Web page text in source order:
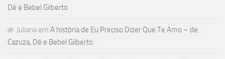
Dé e Bebel Gilberto
Juliana em A história de Eu Preciso Dizer Que Te Amo – de
Cazuza, Dé e Bebel Gilberto